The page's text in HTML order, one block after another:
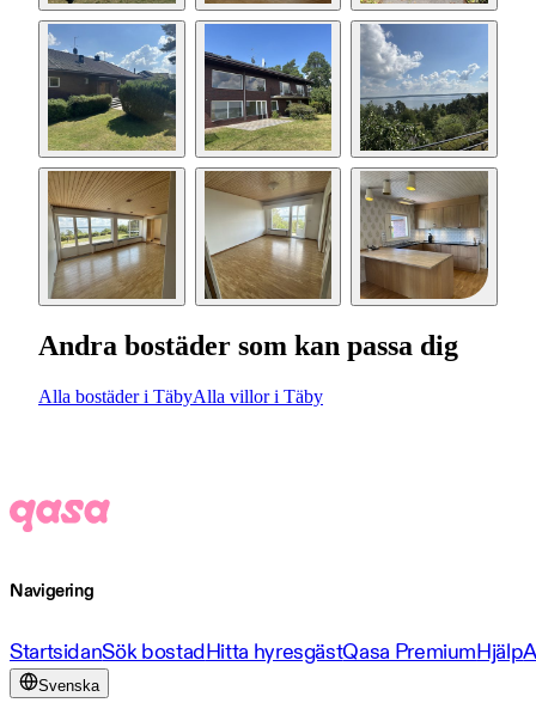
Andra bostäder som kan passa dig
Alla bostäder i TäbyAlla villor i Täby
Navigering
StartsidanSök bostadHitta hyresgästQasa PremiumHjälp
Svenska